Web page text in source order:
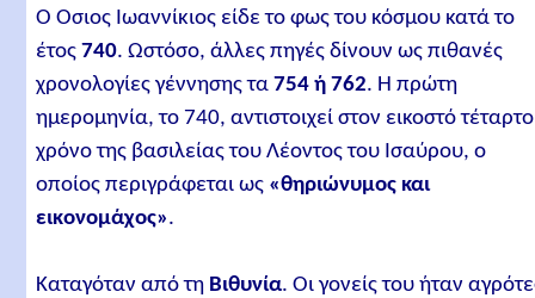
Ο Όσιος Ιωαννίκιος είδε το φως του κόσμου κατά το
έτος740. Ωστόσο, άλλες πηγές δίνουν ως πιθανές
χρονολογίες γέννησης τα754 ή 762. Η πρώτη
ημερομηνία, το 740, αντιστοιχεί στον εικοστό τέταρτο
χρόνο της βασιλείας του Λέοντος του Ισαύρου, ο
οποίος περιγράφεται ως «θηριώνυμος και
εικονομάχος».
Καταγόταν από τη Βιθυνία. Οι γονείς του ήταν